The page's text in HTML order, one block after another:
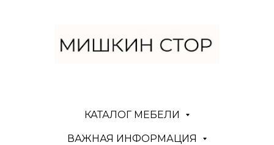
КАТАЛОГ МЕБЕЛИ
ВАЖНАЯ ИНФОРМАЦИЯ